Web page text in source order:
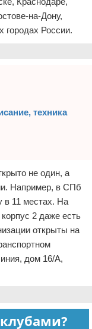
на-Дону,
городах России.
техника
не один, а
Например, в СПб
в 11 местах. На
2 даже есть
открыты на
дом 16/А,